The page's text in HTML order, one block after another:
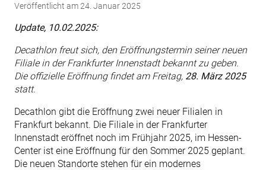
Veröffentlicht am24. Januar 2025
Update, 10.02.2025:
Decathlon freut sich, den Eröffnungstermin seiner neuen
Filiale in der Frankfurter Innenstadt bekannt zu geben.
Die offizielle Eröffnung findet am Freitag, 28. März 2025
statt.
Decathlon gibt die Eröffnung zwei neuer Filialen in
Frankfurt bekannt. Die Filiale in der Frankfurter
Innenstadt eröffnet noch im Frühjahr 2025, im Hessen-
Center ist eine Eröffnung für den Sommer 2025 geplant.
Die neuen Standorte stehen für ein modernes